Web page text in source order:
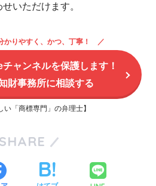
いただけます。
かりやすく、かつ、丁寧！
ャンネルを保護します！
財事務所に相談する
い「商標専門」の弁理士】
SHARE